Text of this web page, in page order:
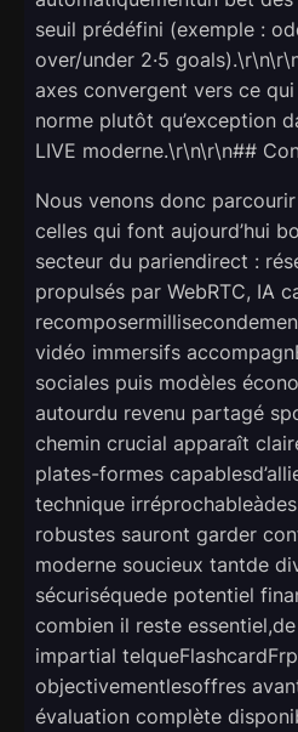
seuil prédéfini (exemple :
over/under 2·5
axes convergent vers ce
norme plutôt qu’exception
LIVE moderne.\r\n\r\n##
Nous venons donc
celles qui font aujourd’hui
secteur du pari­en­direct :
propulsés par WebRTC, IA
vidéo immersifs
sociales puis modèles
autourdu revenu partagé
chemin crucial apparaît
plates-formes
technique
robustes sauront garder
moderne soucieux tantde
sécuriséquede potentiel
combien il reste
impartial
objectivementlesoffres
évaluation complète